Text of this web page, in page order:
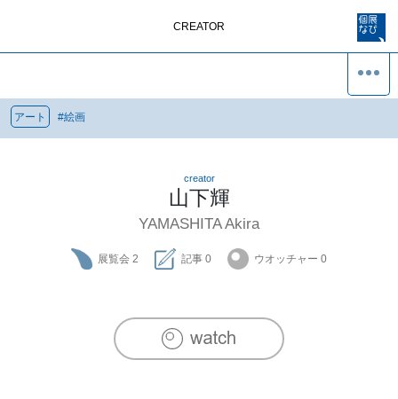
CREATOR
アート #絵画
creator
山下輝
YAMASHITA Akira
展覧会 2 記事 0 ウオッチャー 0